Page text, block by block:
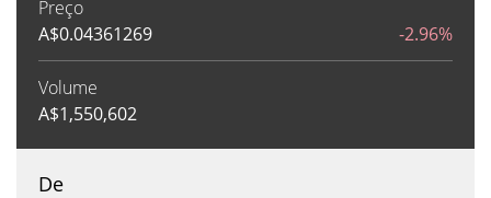
Preço
A$0.04361269 -2.96%
Volume
A$1,550,602
De